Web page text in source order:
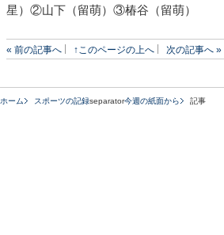
星）②山下（留萌）③椿谷（留萌）
« 前の記事へ ↑このページの上へ 次の記事へ »
ホーム スポーツの記録separator今週の紙面から 記事